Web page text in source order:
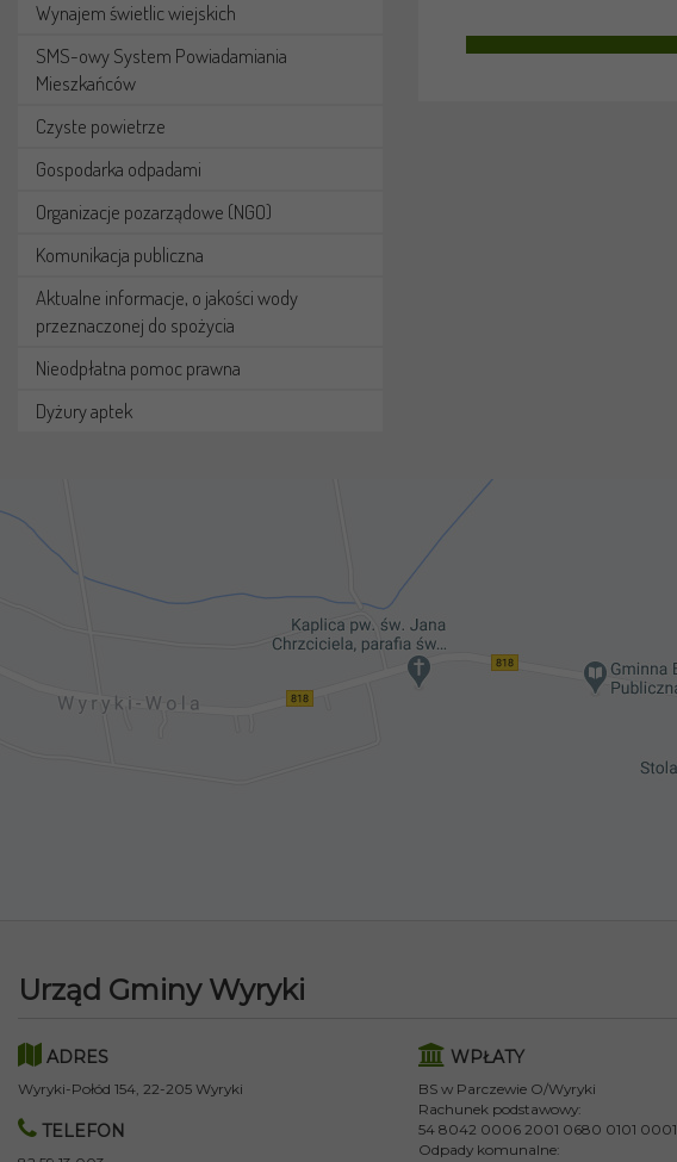
Wynajem świetlic wiejskich
SMS-owy System Powiadamiania
Mieszkańców
Czyste powietrze
Gospodarka odpadami
Organizacje pozarządowe (NGO)
Komunikacja publiczna
Aktualne informacje, o jakości wody
przeznaczonej do spożycia
Nieodpłatna pomoc prawna
Dyżury aptek
Urząd Gminy Wyryki
ADRES
Wyryki-Połód 154, 22-205 Wyryki
TELEFON
WPŁATY
BS w Parczewie O/Wyryki
Rachunek podstawowy:
54 8042 0006 2001 0680 0101 0001
Odpady komunalne: